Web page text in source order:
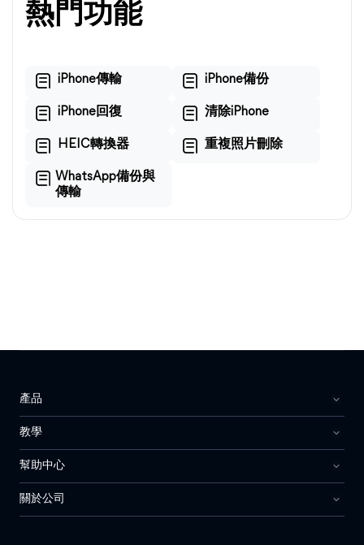
熱門功能
iPhone傳輸 iPhone備份
iPhone回復 清除iPhone
HEIC轉換器 重複照片刪除
WhatsApp備份與
傳輸
產品
教學
幫助中心
關於公司